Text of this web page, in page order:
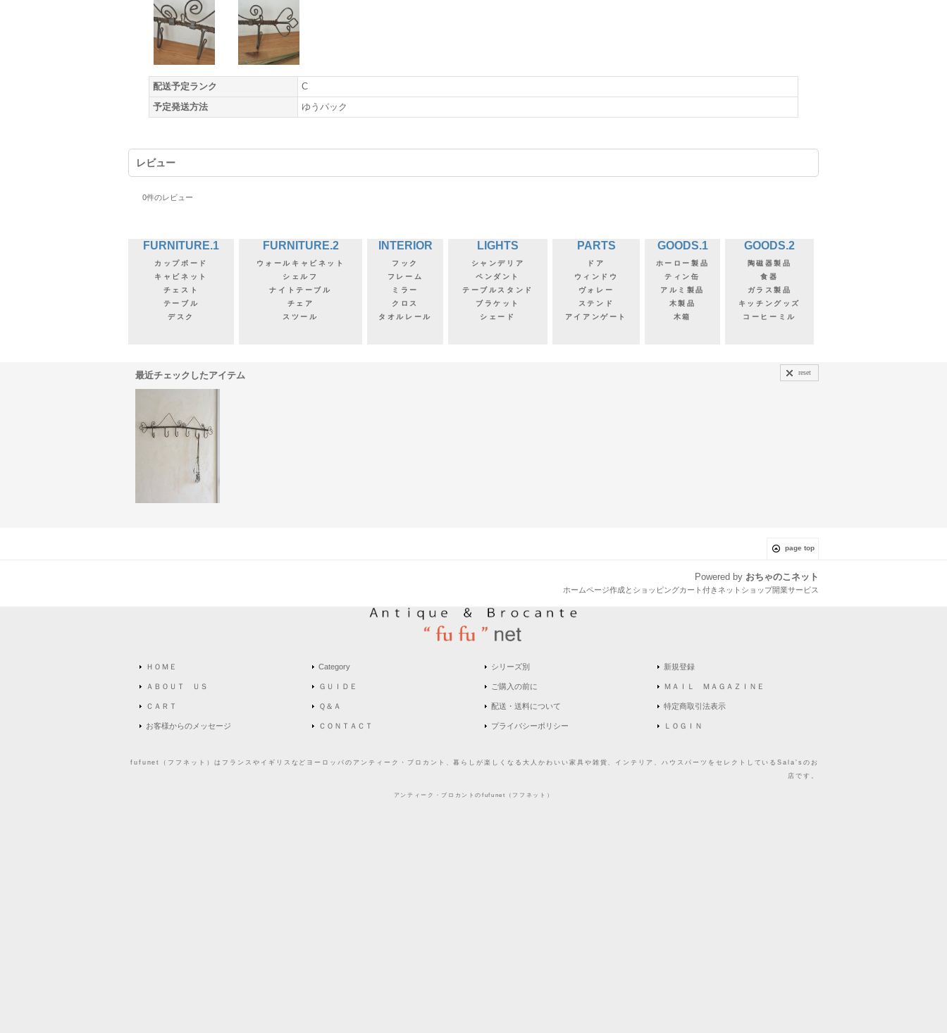
配送予定ランク
C
予定発送方法
ゆうパック
レビュー
0件のレビュー
FURNITURE.1
カップボード
キャビネット
チェスト
テーブル
デスク
FURNITURE.2
ウォールキャビネット
シェルフ
ナイトテーブル
チェア
スツール
INTERIOR
フック
フレーム
ミラー
クロス
タオルレール
LIGHTS
シャンデリア
ペンダント
テーブルスタンド
ブラケット
シェード
PARTS
ドア
ウィンドウ
ヴォレー
ステンド
アイアンゲート
GOODS.1
ホーロー製品
ティン缶
アルミ製品
木製品
木箱
GOODS.2
陶磁器製品
食器
ガラス製品
キッチングッズ
コーヒーミル
最近チェックしたアイテム reset
page top
Powered by おちゃのこネット
ホームページ作成とショッピングカート付きネットショップ開業サービス
ＨＯＭＥ
ＡＢＯＵＴ ＵＳ
ＣＡＲＴ
お客様からのメッセージ
Category
ＧＵＩＤＥ
Ｑ＆Ａ
ＣＯＮＴＡＣＴ
シリーズ別
ご購入の前に
配送・送料について
プライバシーポリシー
新規登録
ＭＡＩＬ ＭＡＧＡＺＩＮＥ
特定商取引法表示
ＬＯＧＩＮ
fufunet（フフネット）はフランスやイギリスなどヨーロッパのアンティーク・ブロカント、暮らしが楽しくなる大人かわいい家具や雑貨、インテリア、ハウスパーツをセレクトしているSala'sのお
店です。
アンティーク・ブロカントのfufunet（フフネット）